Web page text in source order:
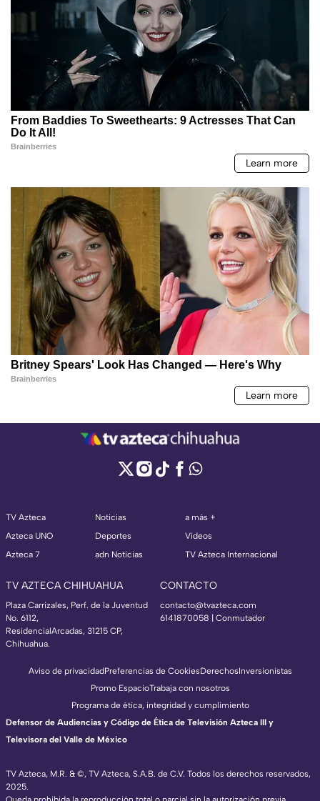
TV Azteca
Azteca UNO
Azteca 7
Noticias
Deportes
adn Noticias
a más +
Videos
TV Azteca Internacional
TV AZTECA CHIHUAHUA
Plaza Carrizales, Perf. de la Juventud
No. 6112,
ResidencialArcadas, 31215 CP,
Chihuahua.
CONTACTO
contacto@tvazteca.com
6141870058 | Conmutador
TV Azteca, M.R. & ©, TV Azteca, S.A.B. de C.V. Todos los derechos reservados,
2025.
Aviso de privacidadPreferencias de CookiesDerechosInversionistas
Promo EspacioTrabaja con nosotros
Programa de ética, integridad y cumplimiento
Defensor de Audiencias y Código de Ética de Televisión Azteca III y
Televisora del Valle de México